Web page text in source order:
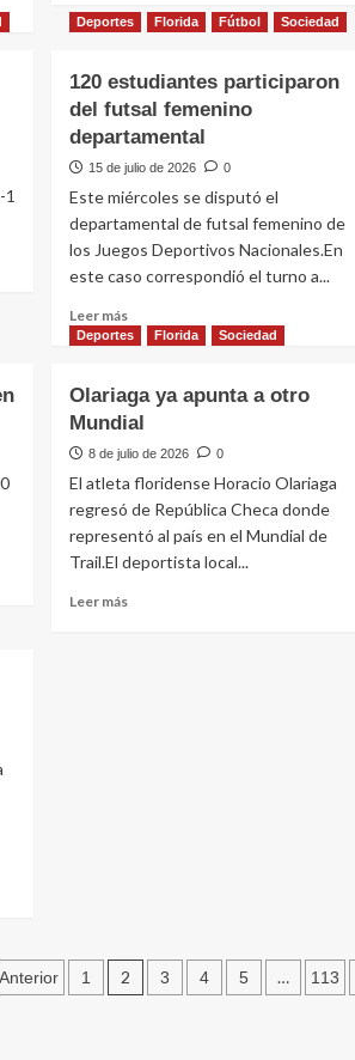
sobre
de
la
Sub
quedó
fijada
Deportes Florida Fútbol Sociedad
120 estudiantes participaron
del futsal femenino
departamental
15 de julio de 2026 0
Este miércoles se disputó el
departamental de futsal femenino de
los Juegos Deportivos Nacionales.En
este caso correspondió el turno a...
Leer más
más
estudiantes
participaron
del
femenino
departamental
Deportes Florida Sociedad
Olariaga ya apunta a otro
Mundial
8 de julio de 2026 0
El atleta floridense Horacio Olariaga
regresó de República Checa donde
representó al país en el Mundial de
Trail.El deportista local...
Leer más
Paginación
Anterior 1 2 3 4 5 … 113